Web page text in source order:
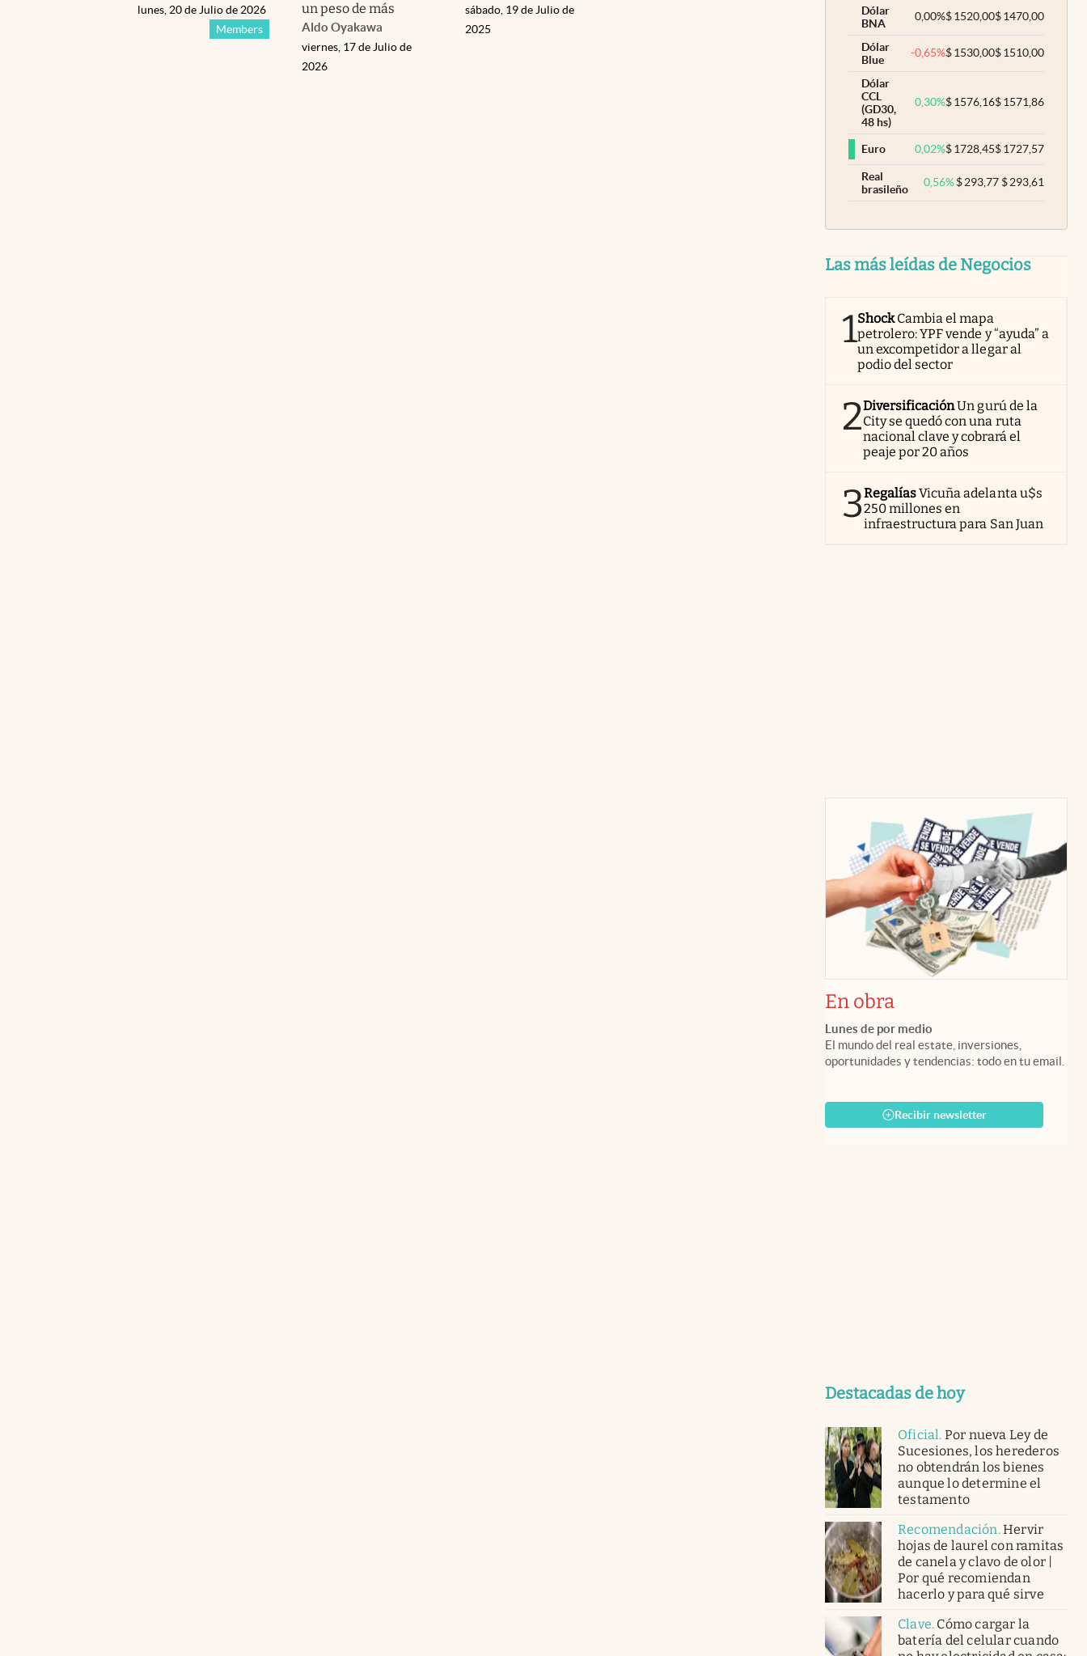
Members
lunes, 20 de Julio de 2026
un peso de más
Aldo Oyakawa
viernes, 17 de Julio de
2026
sábado, 19 de Julio de
2025
Dólar
BNA
0,00%$1520,00$1470,00
Dólar
Blue
-0,65%$1530,00$1510,00
Dólar
CCL
(GD30,
48 hs)
0,30%$1576,16$1571,86
Euro 0,02%$1728,45$1727,57
Real
brasileño
0,56% $293,77 $293,61
Las más leídas de Negocios
1Shock Cambia el mapa
petrolero: YPF vende y “ayuda” a
un excompetidor a llegar al
podio del sector
2DiversificaciónUn gurú de la
City se quedó con una ruta
nacional clave y cobrará el
peaje por 20 años
3RegalíasVicuña adelanta u$s
250 millones en
infraestructura para San Juan
En obra
Lunes de por medio
El mundo del real estate, inversiones,
oportunidades y tendencias: todo en tu email.
Recibir newsletter
Destacadas de hoy
Oficial. Por nueva Ley de
Sucesiones, los herederos
no obtendrán los bienes
aunque lo determine el
testamento
Recomendación.Hervir
hojas de laurel con ramitas
de canela y clavo de olor |
Por qué recomiendan
hacerlo y para qué sirve
Clave. Cómo cargar la
batería del celular cuando